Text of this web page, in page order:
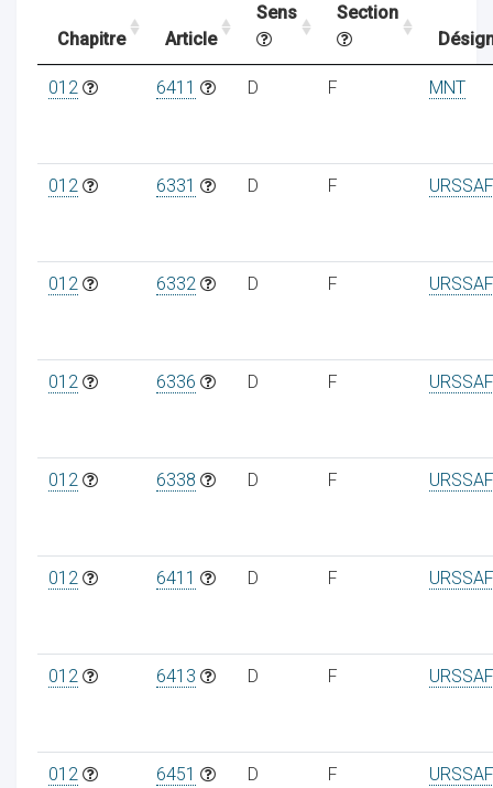
Chapitre Article
Sens
Section
012 6411 D F MNT
012 6331 D F
012 6332 D F
012 6336 D F
012 6338 D F
012 6411 D F
012 6413 D F
012 6451 D F